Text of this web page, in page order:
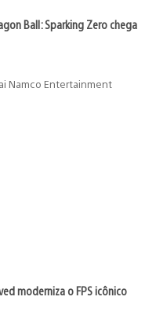
Ball: Sparking Zero chega
Namco Entertainment
moderniza o FPS icônico